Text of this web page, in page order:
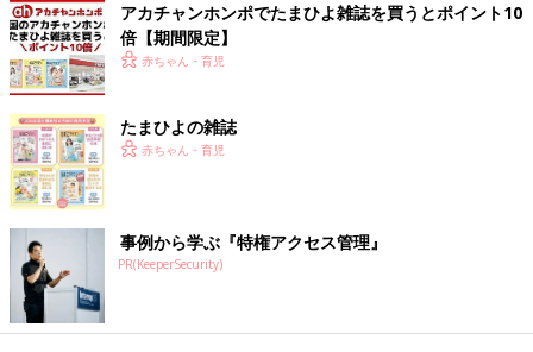
アカチャンホンポでたまひよ雑誌を買うとポイント10
倍【期間限定】
赤ちゃん・育児
たまひよの雑誌
赤ちゃん・育児
事例から学ぶ『特権アクセス管理』
PR(KeeperSecurity)